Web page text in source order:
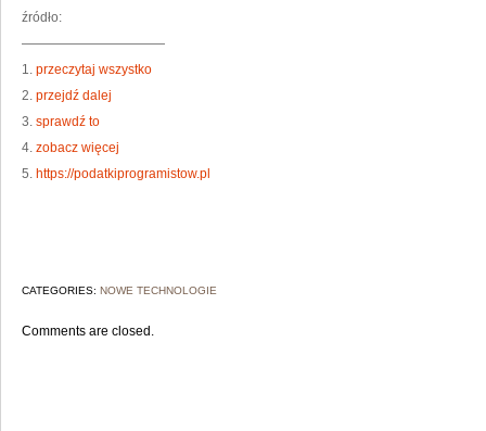
źródło:
———————————
1. przeczytaj wszystko
2. przejdź dalej
3. sprawdź to
4. zobacz więcej
5. https://podatkiprogramistow.pl
CATEGORIES: NOWE TECHNOLOGIE
Comments are closed.